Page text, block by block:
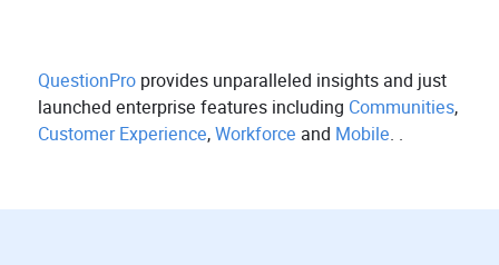
QuestionPro provides unparalleled insights and just
launched enterprise features including Communities,
Customer Experience,Workforce and Mobile. .